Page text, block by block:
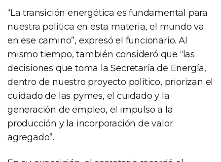
“La transición energética es fundamental para
nuestra política en esta materia, el mundo va
en ese camino”, expresó el funcionario. Al
mismo tiempo, también consideró que “las
decisiones que toma la Secretaría de Energía,
dentro de nuestro proyecto político, priorizan el
cuidado de las pymes, el cuidado y la
generación de empleo, el impulso a la
producción y la incorporación de valor
agregado”.